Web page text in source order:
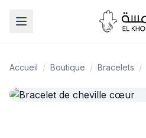
Accueil / Boutique / Bracelets /